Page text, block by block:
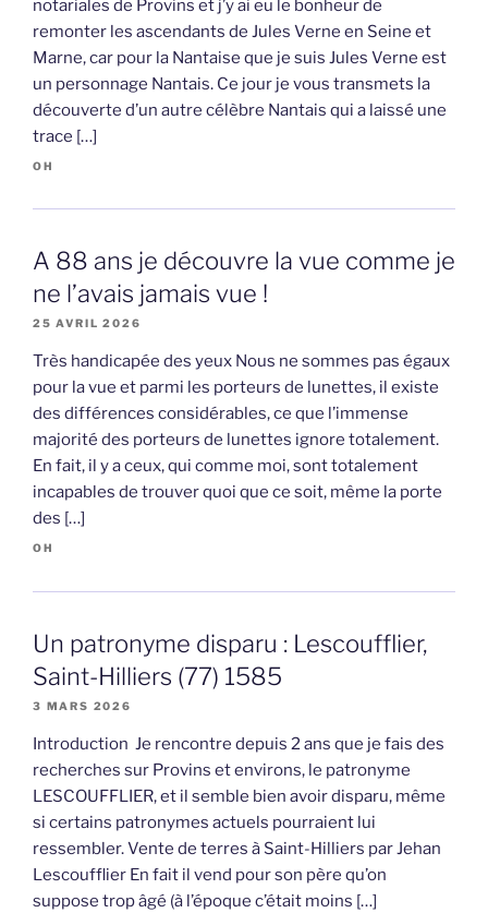
notariales de Provins et j’y ai eu le bonheur de
remonter les ascendants de Jules Verne en Seine et
Marne, car pour la Nantaise que je suis Jules Verne est
un personnage Nantais. Ce jour je vous transmets la
découverte d’un autre célèbre Nantais qui a laissé une
trace […]
OH
A 88 ans je découvre la vue comme je
ne l’avais jamais vue !
25 AVRIL 2026
Très handicapée des yeux Nous ne sommes pas égaux
pour la vue et parmi les porteurs de lunettes, il existe
des différences considérables, ce que l’immense
majorité des porteurs de lunettes ignore totalement.
En fait, il y a ceux, qui comme moi, sont totalement
incapables de trouver quoi que ce soit, même la porte
des […]
OH
Un patronyme disparu : Lescoufflier,
Saint-Hilliers (77) 1585
3 MARS 2026
Introduction Je rencontre depuis 2 ans que je fais des
recherches sur Provins et environs, le patronyme
LESCOUFFLIER, et il semble bien avoir disparu, même
si certains patronymes actuels pourraient lui
ressembler. Vente de terres à Saint-Hilliers par Jehan
Lescoufflier En fait il vend pour son père qu’on
suppose trop âgé (à l’époque c’était moins […]